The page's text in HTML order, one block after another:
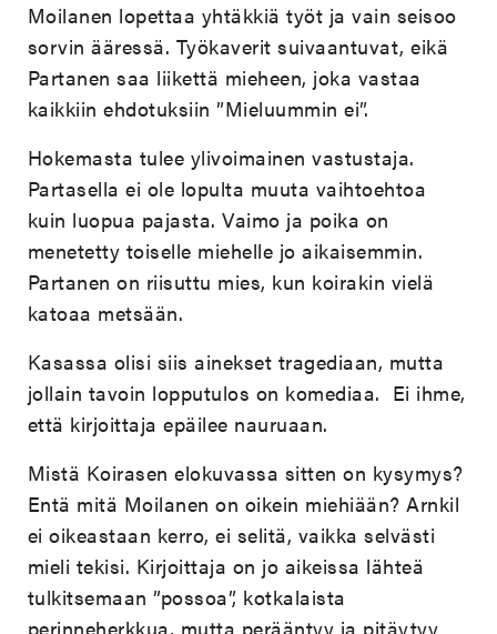
Moilanen lopettaa yhtäkkiä työt ja vain seisoo
sorvin ääressä. Työkaverit suivaantuvat, eikä
Partanen saa liikettä mieheen, joka vastaa
kaikkiin ehdotuksiin ”Mieluummin ei”.
Hokemasta tulee ylivoimainen vastustaja.
Partasella ei ole lopulta muuta vaihtoehtoa
kuin luopua pajasta. Vaimo ja poika on
menetetty toiselle miehelle jo aikaisemmin.
Partanen on riisuttu mies, kun koirakin vielä
katoaa metsään.
Kasassa olisi siis ainekset tragediaan, mutta
jollain tavoin lopputulos on komediaa. Ei ihme,
että kirjoittaja epäilee nauruaan.
Mistä Koirasen elokuvassa sitten on kysymys?
Entä mitä Moilanen on oikein miehiään? Arnkil
ei oikeastaan kerro, ei selitä, vaikka selvästi
mieli tekisi. Kirjoittaja on jo aikeissa lähteä
tulkitsemaan ”possoa”, kotkalaista
perinneherkkua, mutta perääntyy ja pitäytyy